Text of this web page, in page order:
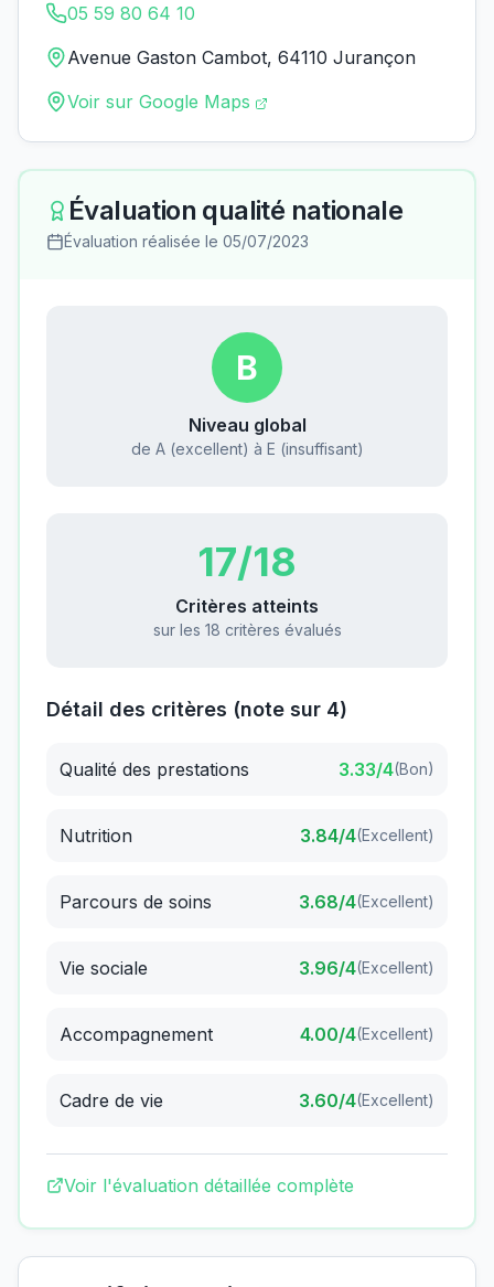
05 59 80 64 10
Avenue Gaston Cambot, 64110 Jurançon
Voir sur Google Maps
Évaluation qualité nationale
Évaluation réalisée le 05/07/2023
B
Niveau global
de A (excellent) à E (insuffisant)
17/18
Critères atteints
sur les 18 critères évalués
Détail des critères (note sur 4)
Qualité des prestations 3.33/4(Bon)
Nutrition 3.84/4(Excellent)
Parcours de soins 3.68/4(Excellent)
Vie sociale 3.96/4(Excellent)
Accompagnement 4.00/4(Excellent)
Cadre de vie 3.60/4(Excellent)
Voir l'évaluation détaillée complète